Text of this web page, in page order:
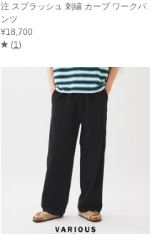
注 スプラッシュ 刺繍 カーブ ワークパ
ンツ
¥18,700
(1 )